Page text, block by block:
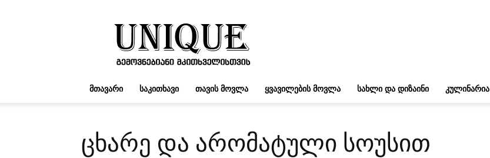
UNIQUE.GE
ᲛᲗᲐᲕᲐᲠᲘ ᲡᲐᲙᲘᲗᲮᲐᲕᲘ ᲗᲐᲕᲘᲡ ᲛᲝᲕᲚᲐ ᲧᲕᲐᲕᲘᲚᲔᲑᲘᲡ ᲛᲝᲕᲚᲐ ᲡᲐᲮᲚᲘ ᲓᲐ ᲓᲘᲖᲐᲘᲜᲘ ᲙᲣᲚᲘᲜᲐᲠᲘᲐ
ცხარე და არომატული სოუსით